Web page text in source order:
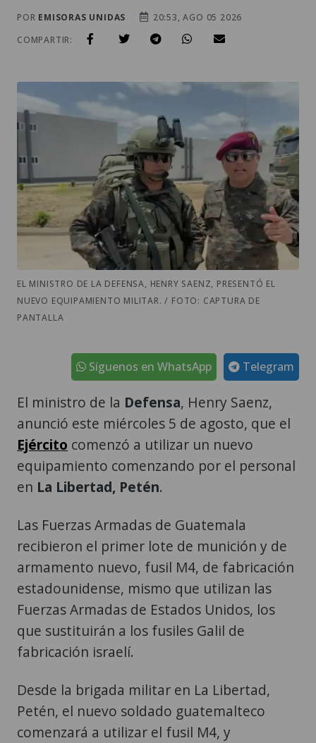
POR EMISORAS UNIDAS
20:53, AGO 05 2026
COMPARTIR:
EL MINISTRO DE LA DEFENSA, HENRY SAENZ, PRESENTÓ EL
NUEVO EQUIPAMIENTO MILITAR. / FOTO: CAPTURA DE
PANTALLA
Telegram
Síguenos en WhatsApp
El ministro de la Defensa, Henry Saenz,
anunció este miércoles 5 de agosto, que el
Ejército comenzó a utilizar un nuevo
equipamiento comenzando por el personal
en La Libertad, Petén.
Las Fuerzas Armadas de Guatemala
recibieron el primer lote de munición y de
armamento nuevo, fusil M4, de fabricación
estadounidense, mismo que utilizan las
Fuerzas Armadas de Estados Unidos, los
que sustituirán a los fusiles Galil de
fabricación israelí.
Desde la brigada militar en La Libertad,
Petén, el nuevo soldado guatemalteco
comenzará a utilizar el fusil M4, y